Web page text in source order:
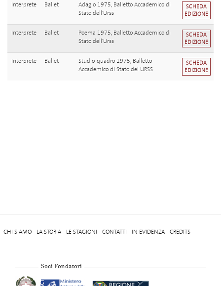
Interprete Ballet
Adagio 1975, Balletto Accademico di
Stato dell'Urss
SCHEDA
EDIZIONE
Interprete Ballet
Poema 1975, Balletto Accademico di
Stato dell'Urss
SCHEDA
EDIZIONE
Interprete Ballet
Studio-quadro 1975, Balletto
Accademico di Stato del URSS
SCHEDA
EDIZIONE
CHI SIAMO LA STORIA LE STAGIONI CONTATTI IN EVIDENZA CREDITS
Soci Fondatori